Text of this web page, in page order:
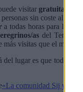
visitar gratuita y
sin coste
a todas horas para la
as del Templo,
más visitas que el mítico
del lugar es que todo
«La comunidad Sij y el